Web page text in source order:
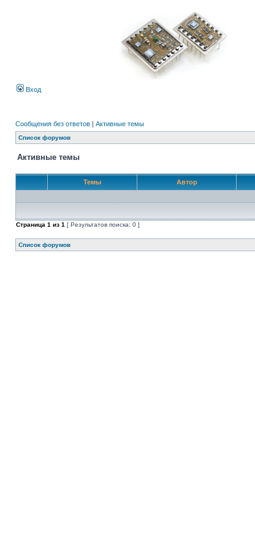
Вход
Сообщения без ответов | Активные темы
Список форумов
Активные темы
Темы Автор
Страница 1 из 1 [ Результатов поиска: 0 ]
Список форумов